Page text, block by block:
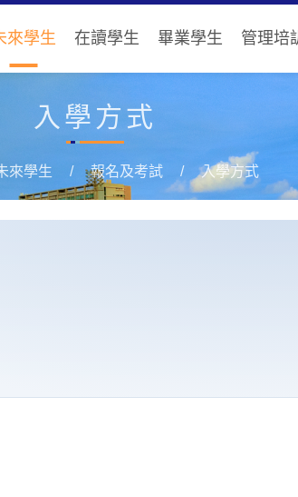
來學生 在讀學生 畢業學生 管理培
入學方式
來學生 報名及考試 入學方式